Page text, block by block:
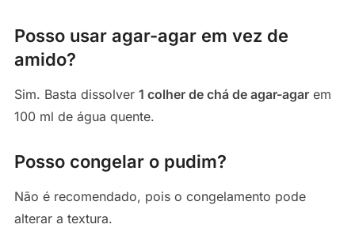
Posso usar agar-agar em vez de
amido?
Sim. Basta dissolver 1 colher de chá de agar-agarem
100 ml de água quente.
Posso congelar o pudim?
Não é recomendado, pois o congelamento pode
alterar a textura.